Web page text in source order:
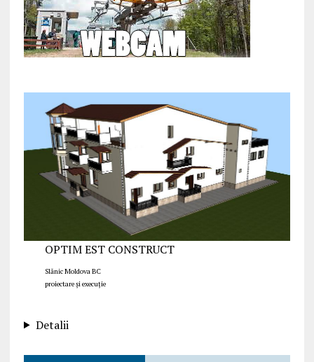
OPTIM EST CONSTRUCT
Slănic Moldova BC
proiectare și execuție
Detalii